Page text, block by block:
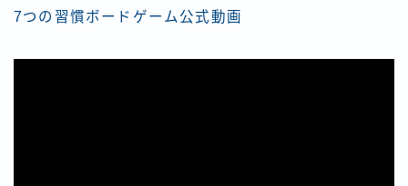
7つの習慣ボードゲーム公式動画